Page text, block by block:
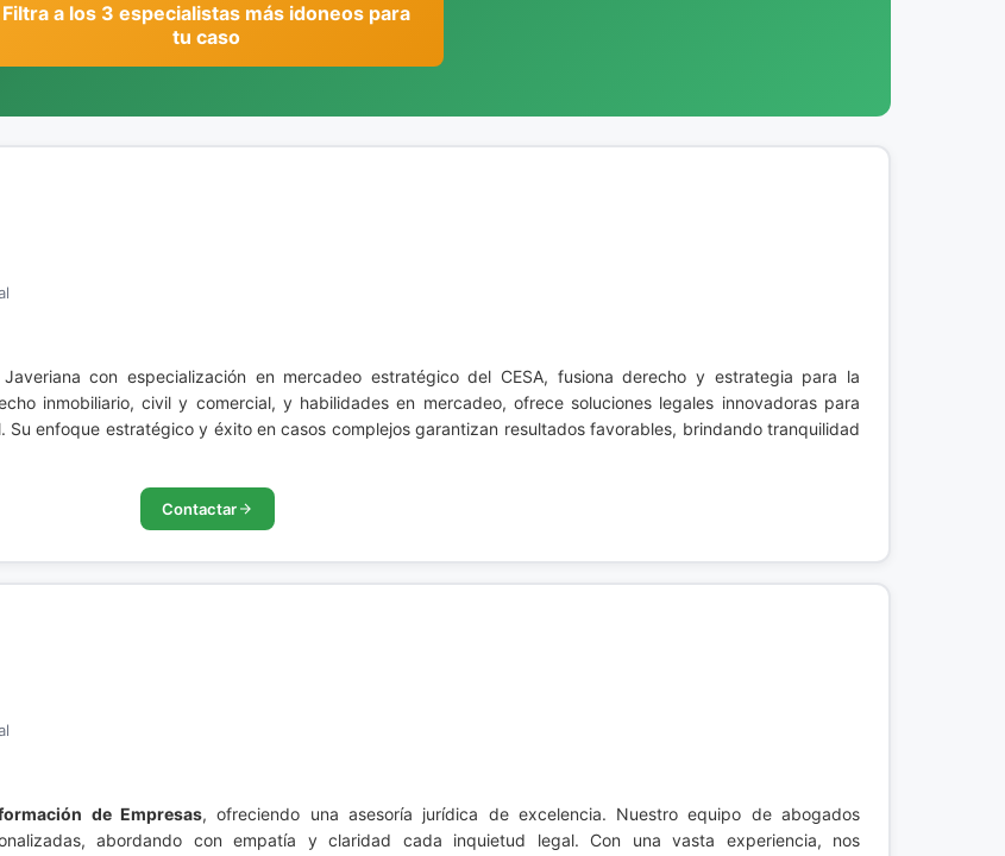
Filtra a los 3 especialistas más idoneos para
tu caso
con especialización en mercadeo estratégico del CESA, fusiona derecho y estrategia para la
inmobiliario, civil y comercial, y habilidades en mercadeo, ofrece soluciones legales innovadoras para
enfoque estratégico y éxito en casos complejos garantizan resultados favorables, brindando tranquilidad
Contactar
de Empresas, ofreciendo una asesoría jurídica de excelencia. Nuestro equipo de abogados
abordando con empatía y claridad cada inquietud legal. Con una vasta experiencia, nos